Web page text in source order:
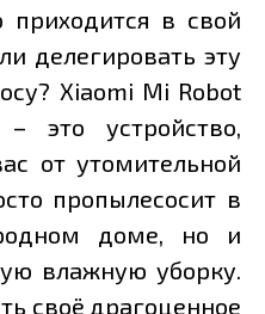
приходится в свой
делегировать эту
Xiaomi Mi Robot
это устройство,
от утомительной
пропылесосит в
доме, но и
влажную уборку.
своё драгоценное